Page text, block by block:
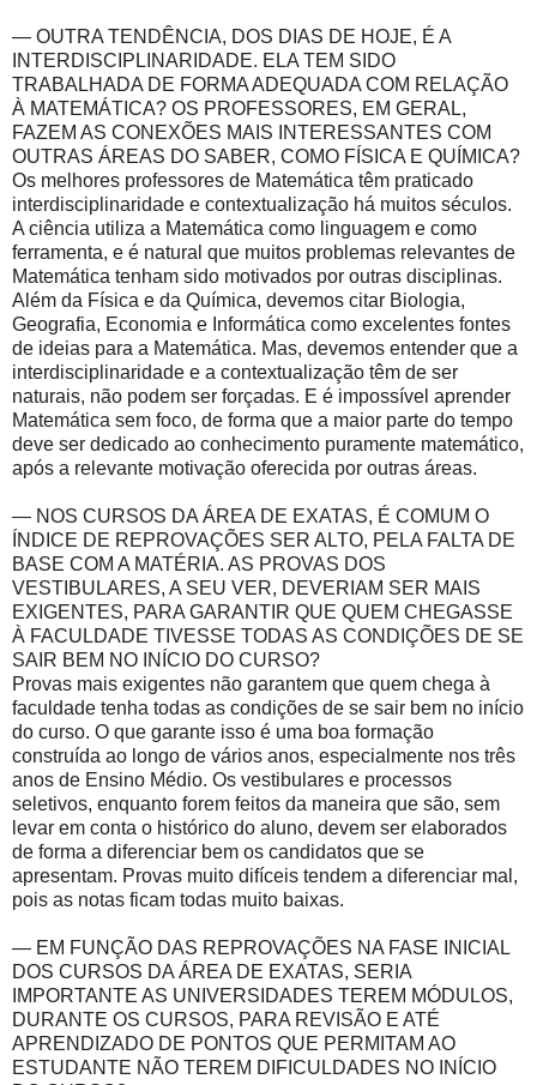
— OUTRA TENDÊNCIA, DOS DIAS DE HOJE, É A
INTERDISCIPLINARIDADE. ELA TEM SIDO
TRABALHADA DE FORMA ADEQUADA COM RELAÇÃO
À MATEMÁTICA? OS PROFESSORES, EM GERAL,
FAZEM AS CONEXÕES MAIS INTERESSANTES COM
OUTRAS ÁREAS DO SABER, COMO FÍSICA E QUÍMICA?
Os melhores professores de Matemática têm praticado
interdisciplinaridade e contextualização há muitos séculos.
A ciência utiliza a Matemática como linguagem e como
ferramenta, e é natural que muitos problemas relevantes de
Matemática tenham sido motivados por outras disciplinas.
Além da Física e da Química, devemos citar Biologia,
Geografia, Economia e Informática como excelentes fontes
de ideias para a Matemática. Mas, devemos entender que a
interdisciplinaridade e a contextualização têm de ser
naturais, não podem ser forçadas. E é impossível aprender
Matemática sem foco, de forma que a maior parte do tempo
deve ser dedicado ao conhecimento puramente matemático,
após a relevante motivação oferecida por outras áreas.
— NOS CURSOS DA ÁREA DE EXATAS, É COMUM O
ÍNDICE DE REPROVAÇÕES SER ALTO, PELA FALTA DE
BASE COM A MATÉRIA. AS PROVAS DOS
VESTIBULARES, A SEU VER, DEVERIAM SER MAIS
EXIGENTES, PARA GARANTIR QUE QUEM CHEGASSE
À FACULDADE TIVESSE TODAS AS CONDIÇÕES DE SE
SAIR BEM NO INÍCIO DO CURSO?
Provas mais exigentes não garantem que quem chega à
faculdade tenha todas as condições de se sair bem no início
do curso. O que garante isso é uma boa formação
construída ao longo de vários anos, especialmente nos três
anos de Ensino Médio. Os vestibulares e processos
seletivos, enquanto forem feitos da maneira que são, sem
levar em conta o histórico do aluno, devem ser elaborados
de forma a diferenciar bem os candidatos que se
apresentam. Provas muito difíceis tendem a diferenciar mal,
pois as notas ficam todas muito baixas.
— EM FUNÇÃO DAS REPROVAÇÕES NA FASE INICIAL
DOS CURSOS DA ÁREA DE EXATAS, SERIA
IMPORTANTE AS UNIVERSIDADES TEREM MÓDULOS,
DURANTE OS CURSOS, PARA REVISÃO E ATÉ
APRENDIZADO DE PONTOS QUE PERMITAM AO
ESTUDANTE NÃO TEREM DIFICULDADES NO INÍCIO